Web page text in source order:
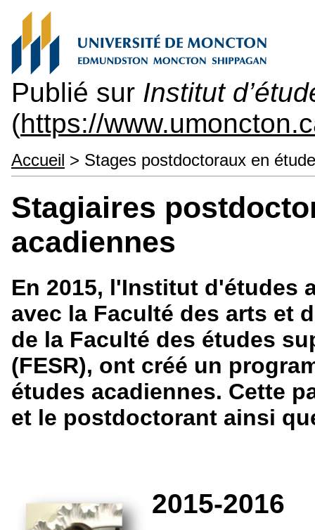
Publié sur Institut
(https://
Accueil > Stages postdoctoraux en
Stagiaires
acadiennes
En 2015, l'Institut d'études
avec la Faculté des arts et
de la Faculté des études
(FESR), ont créé un
études acadiennes. Cette
et le postdoctorant ainsi
2015-2016